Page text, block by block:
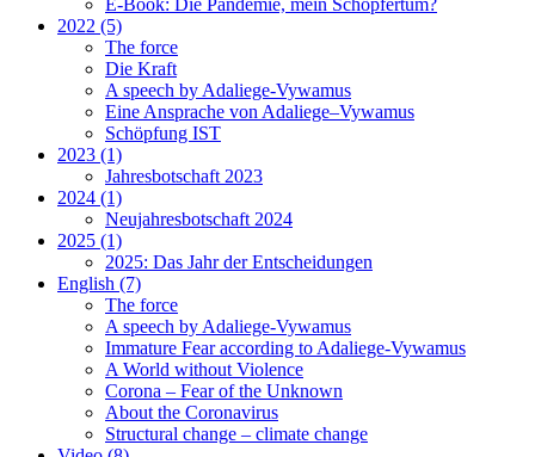
2022 (5)
The force
Die Kraft
A speech by Adaliege-Vywamus
Eine Ansprache von Adaliege–Vywamus
Schöpfung IST
2023 (1)
Jahresbotschaft 2023
2024 (1)
Neujahresbotschaft 2024
2025 (1)
2025: Das Jahr der Entscheidungen
English (7)
The force
A speech by Adaliege-Vywamus
Immature Fear according to Adaliege-Vywamus
A World without Violence
Corona – Fear of the Unknown
About the Coronavirus
Structural change – climate change